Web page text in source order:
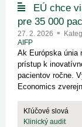
EÚ chce
pre 35 000
27. 2. 2026
AIFP
Ak Európska únia
prístup k
pacientov ročne.
Economics
Kľúčové slová
Klinický audit